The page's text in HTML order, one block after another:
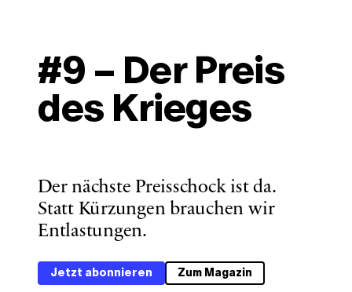
#9 – Der Preis
des Krieges
Der nächste Preisschock ist da.
Statt Kürzungen brauchen wir
Entlastungen.
Jetzt abonnieren Zum Magazin